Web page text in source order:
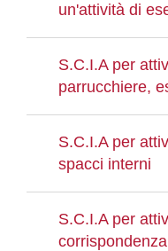
un'attività di
S.C.I.A per
parrucchiere,
S.C.I.A per
spacci interni
S.C.I.A per